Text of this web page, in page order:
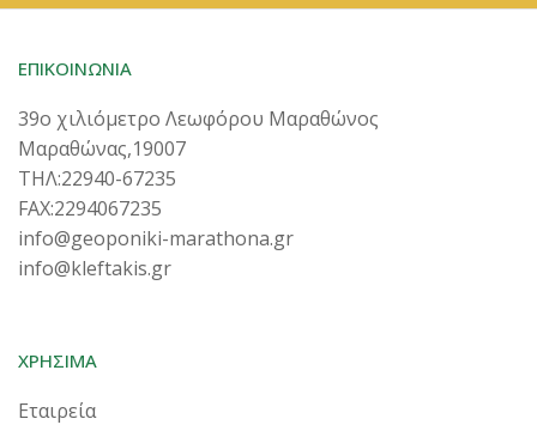
ΕΠΙΚΟΙΝΩΝΙΑ
39ο χιλιόμετρο Λεωφόρου Μαραθώνος
Μαραθώνας,19007
ΤΗΛ:22940-67235
FAX:2294067235
info@geoponiki-marathona.gr
info@kleftakis.gr
ΧΡΗΣΙΜΑ
Εταιρεία